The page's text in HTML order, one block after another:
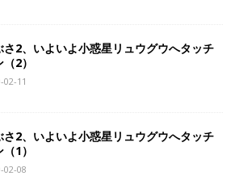
さ2、いよいよ小惑星リュウグウへタッチ
2）
02-11
さ2、いよいよ小惑星リュウグウへタッチ
1）
02-08